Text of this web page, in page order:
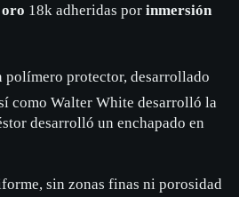
18k adheridas por inmersión
polímero protector, desarrollado
como Walter White desarrolló la
desarrolló un enchapado en
sin zonas finas ni porosidad